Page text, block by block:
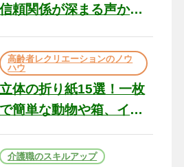
信頼関係が深まる声かけ
の現場から（22）
高齢者レクリエーションのノウ
ハウ
立体の折り紙15選！一枚
で簡単な動物や箱、イン
介護職のスキルアップ